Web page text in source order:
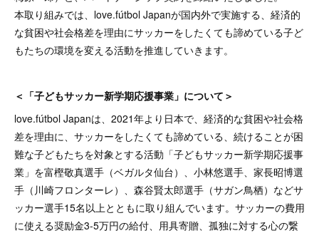
本取り組みでは、love.fútbol Japanが国内外で実施する、経済的
な貧困や社会格差を理由にサッカーをしたくても諦めている子ど
もたちの環境を変える活動を推進していきます。
＜「子どもサッカー新学期応援事業」について＞
love.fútbol Japanは、2021年より日本で、経済的な貧困や社会格
差を理由に、サッカーをしたくても諦めている、続けることが困
難な子どもたちを対象とする活動「子どもサッカー新学期応援事
業」を富樫敬真選手（ベガルタ仙台）、小林悠選手、家長昭博選
手（川崎フロンターレ）、森谷賢太郎選手（サガン鳥栖）などサ
ッカー選手15名以上とともに取り組んでいます。サッカーの費用
に使える奨励金3-5万円の給付、用具寄贈、孤独に対する心の繋